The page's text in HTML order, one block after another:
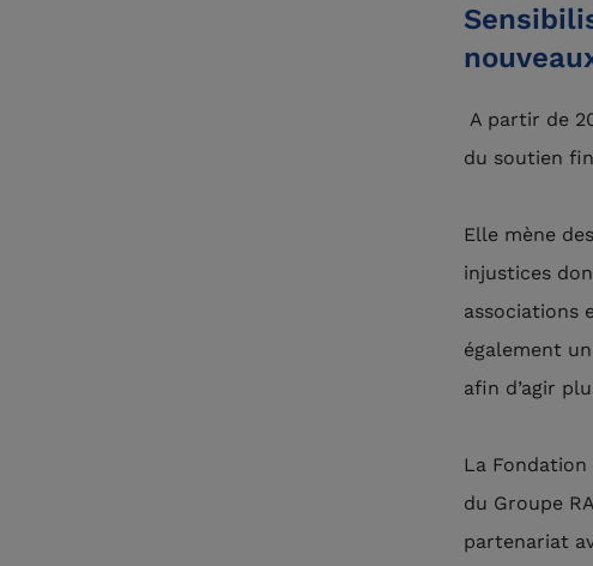
A partir de
du soutien
Elle mène
injustices
associations
également
afin d’agir
La
du Groupe
partenariat